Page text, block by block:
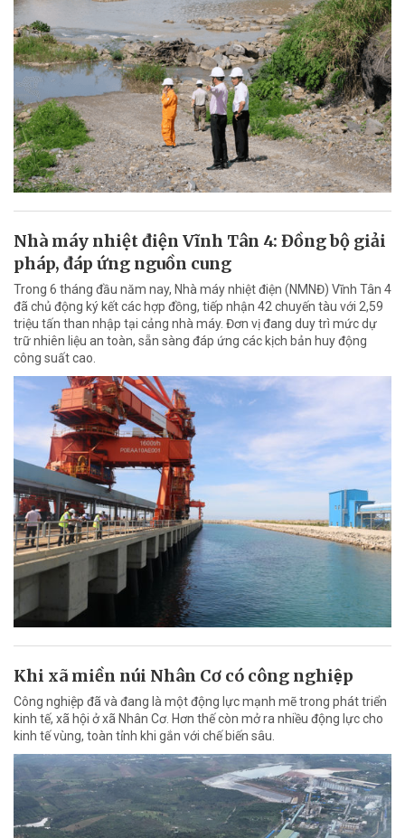
Nhà máy nhiệt điện Vĩnh Tân 4: Đồng bộ giải
pháp, đáp ứng nguồn cung
Trong 6 tháng đầu năm nay, Nhà máy nhiệt điện (NMNĐ) Vĩnh Tân 4
đã chủ động ký kết các hợp đồng, tiếp nhận 42 chuyến tàu với 2,59
triệu tấn than nhập tại cảng nhà máy. Đơn vị đang duy trì mức dự
trữ nhiên liệu an toàn, sẵn sàng đáp ứng các kịch bản huy động
công suất cao.
Khi xã miền núi Nhân Cơ có công nghiệp
Công nghiệp đã và đang là một động lực mạnh mẽ trong phát triển
kinh tế, xã hội ở xã Nhân Cơ. Hơn thế còn mở ra nhiều động lực cho
kinh tế vùng, toàn tỉnh khi gắn với chế biến sâu.